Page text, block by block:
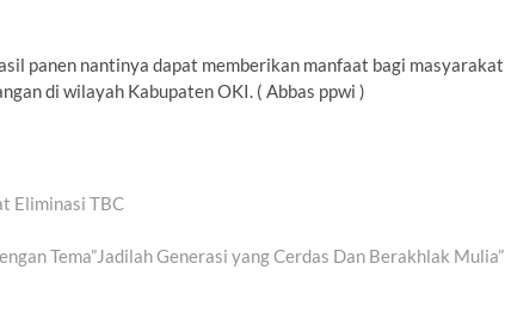
panen nantinya dapat memberikan manfaat bagi masyarakat
di wilayah Kabupaten OKI. ( Abbas ppwi )
Eliminasi TBC
Tema”Jadilah Generasi yang Cerdas Dan Berakhlak Mulia”